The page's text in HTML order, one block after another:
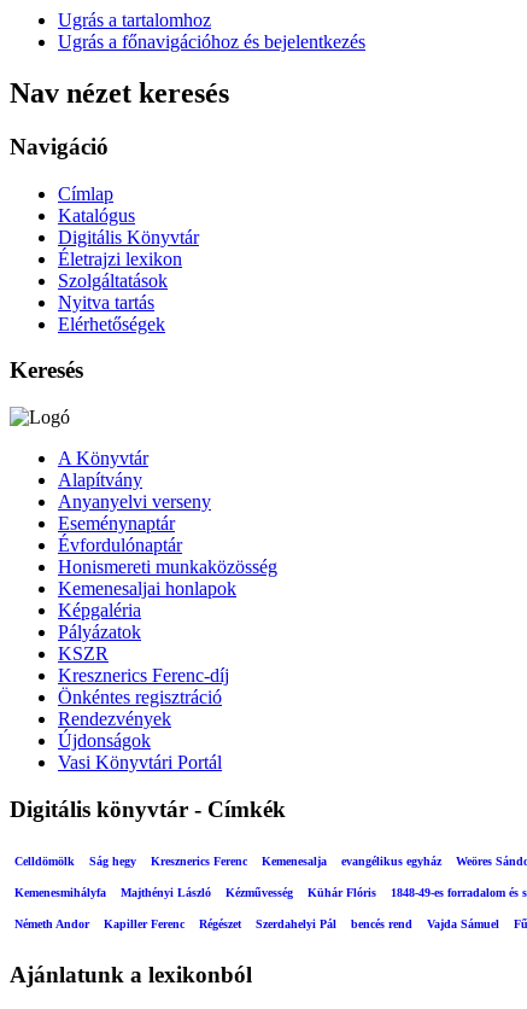
Ugrás a tartalomhoz
Ugrás a főnavigációhoz és bejelentkezés
Nav nézet keresés
Navigáció
Címlap
Katalógus
Digitális Könyvtár
Életrajzi lexikon
Szolgáltatások
Nyitva tartás
Elérhetőségek
Keresés
A Könyvtár
Alapítvány
Anyanyelvi verseny
Eseménynaptár
Évfordulónaptár
Honismereti munkaközösség
Kemenesaljai honlapok
Képgaléria
Pályázatok
KSZR
Kresznerics Ferenc-díj
Önkéntes regisztráció
Rendezvények
Újdonságok
Vasi Könyvtári Portál
Digitális könyvtár - Címkék
Celldömölk Ság hegy Kresznerics Ferenc Kemenesalja evangélikus egyház Weöres
Kemenesmihályfa Majthényi László Kézművesség Kühár Flóris 1848-49-es forradalom és
Németh Andor Kapiller Ferenc Régészet Szerdahelyi Pál bencés rend Vajda Sámuel
Ajánlatunk a lexikonból